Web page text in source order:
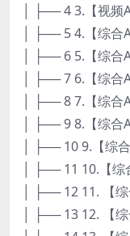
│ ├── 4 3.【视
│ ├── 5 4.【综
│ ├── 6 5.【综
│ ├── 7 6.【综
│ ├── 8 7.【综
│ ├── 9 8.【综
│ ├── 10 9.【综
│ ├── 11 10.【
│ ├── 12 11. 【
│ ├── 13 12. 【